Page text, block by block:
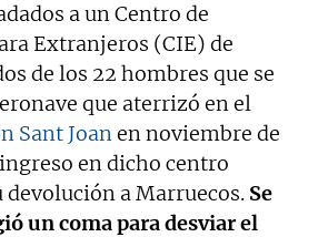
a un Centro de
Extranjeros (CIE) de
de los 22 hombres que se
que aterrizó en el
Sant Joanen noviembre de
en dicho centro
devolución a Marruecos. Se
un coma para desviar el